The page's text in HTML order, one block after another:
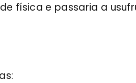
física e passaria a